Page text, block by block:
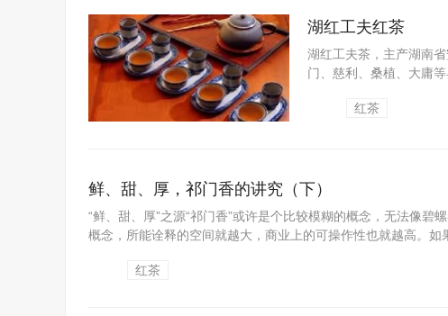
湖红工夫红茶
湖红工夫茶，主产湖南
门、慈利、桑植、大庸
红茶
鲜、甜、厚，祁门香的讲究（下）
“鲜、甜、厚”之源“祁门香”或许是个比较模糊的概念，无法像
概念，所能诠释的空间就越大，商业上的可操作性也就越高。如
红茶